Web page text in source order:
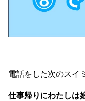
電話をした次のスイ
仕事帰りにわたしは